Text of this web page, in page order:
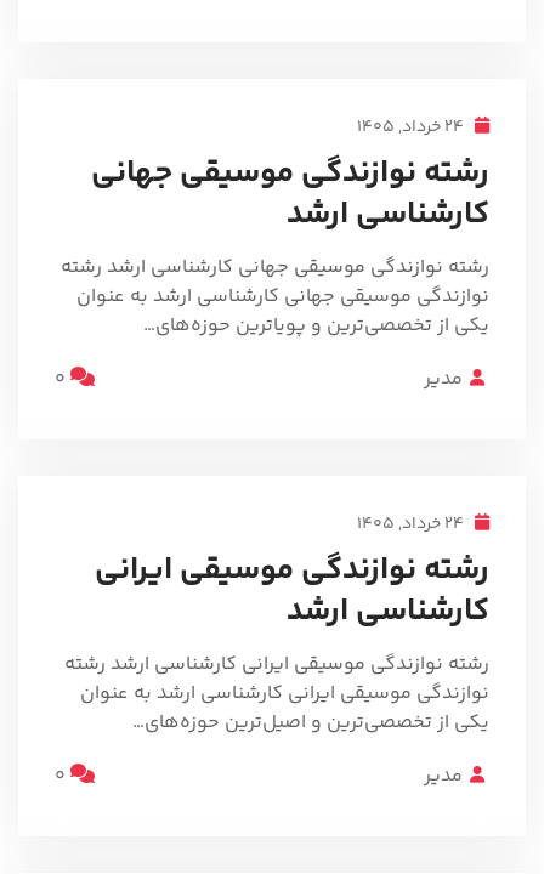
رشته نوازندگی موسیقی جهانی
کارشناسی ارشد
رشته نوازندگی موسیقی جهانی کارشناسی ارشد رشته
نوازندگی موسیقی جهانی کارشناسی ارشد به عنوان
یکی از تخصصی‌ترین و پویاترین حوزه‌های…
مدیر
رشته نوازندگی موسیقی ایرانی
کارشناسی ارشد
رشته نوازندگی موسیقی ایرانی کارشناسی ارشد رشته
نوازندگی موسیقی ایرانی کارشناسی ارشد به عنوان
یکی از تخصصی‌ترین و اصیل‌ترین حوزه‌های…
مدیر